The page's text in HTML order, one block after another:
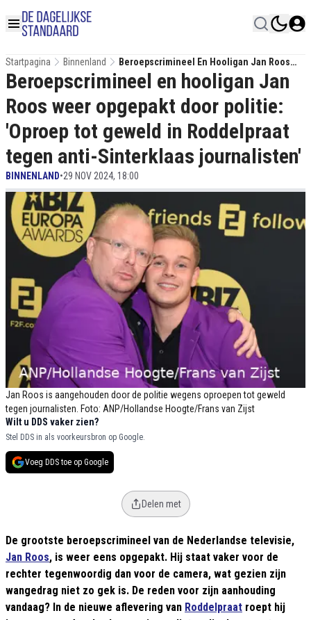
Startpagina Binnenland
Beroepscrimineel En Hooligan Jan Roos
Weer Opgepakt Door Politie: 'Oproep Tot
Geweld In Roddelpraat Tegen Anti-
Sinterklaas Journalisten'
Jan Roos is aangehouden door de politie wegens oproepen tot geweld
tegen journalisten. Foto: ANP/Hollandse Hoogte/Frans van Zijst
Beroepscrimineel en hooligan Jan
Roos weer opgepakt door politie:
'Oproep tot geweld in Roddelpraat
tegen anti-Sinterklaas journalisten'
BINNENLAND•29 NOV 2024, 18:00
Wilt u DDS vaker zien?
Stel DDS in als voorkeursbron op Google.
Voeg DDS toe op Google
Delen met
De grootste beroepscrimineel van de Nederlandse televisie,
Jan Roos, is weer eens opgepakt. Hij staat vaker voor de
rechter tegenwoordig dan voor de camera, wat gezien zijn
wangedrag niet zo gek is. De reden voor zijn aanhouding
vandaag? In de nieuwe aflevering van Roddelpraat roept hij